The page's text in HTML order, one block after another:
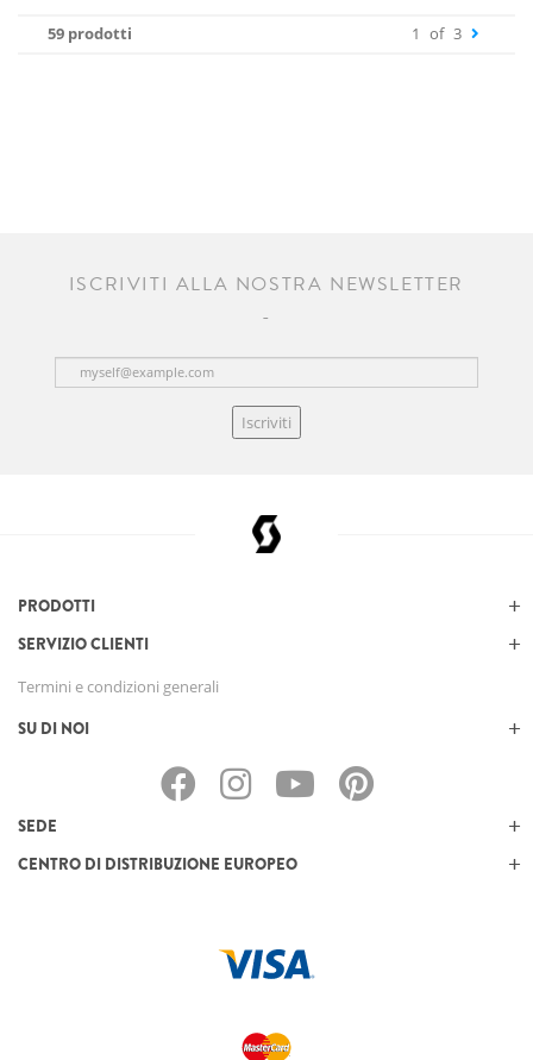
59 prodotti 1 of 3
ISCRIVITI ALLA NOSTRA NEWSLETTER
Iscriviti
PRODOTTI
SERVIZIO CLIENTI
Termini e condizioni generali
SU DI NOI
SEDE
CENTRO DI DISTRIBUZIONE EUROPEO